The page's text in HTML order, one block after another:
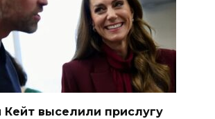
Кейт выселили прислугу